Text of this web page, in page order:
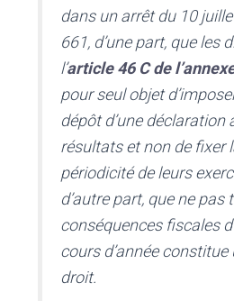
dans un arrêt du 10
661, d’une part, que les
l’article 46 C de
pour seul objet
dépôt d’une déclaration
résultats et non de fixer
périodicité de leurs
d’autre part, que ne pas
conséquences fiscales
cours d’année constitue
droit.